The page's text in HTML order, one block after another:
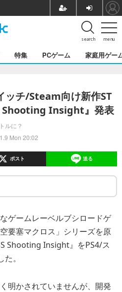
menu
search
特集 PCゲーム 家庭用ゲー
ッチ/Steam向け新作ST
Shooting Insight』発表
ルに？
Mon 20:02
ポスト 送る
ゲームレーベルブシロードゲ
要塞マクロス」シリーズを原
Shooting Insight』をPS4/ス
。
明かされていませんが、開発